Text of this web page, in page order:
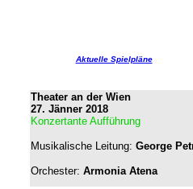
Aktuelle Spielpläne
Theater an der Wien
27. Jänner 2018
Konzertante Aufführung
Musikalische Leitung: George
Orchester: Armonia Atena